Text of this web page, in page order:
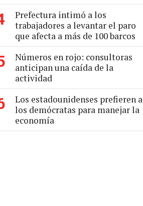
Prefectura intimó a los
trabajadores a levantar el paro
que afecta a más de 100 barcos
Números en rojo: consultoras
anticipan una caída de la
actividad
Los estadounidenses prefieren a
los demócratas para manejar la
economía